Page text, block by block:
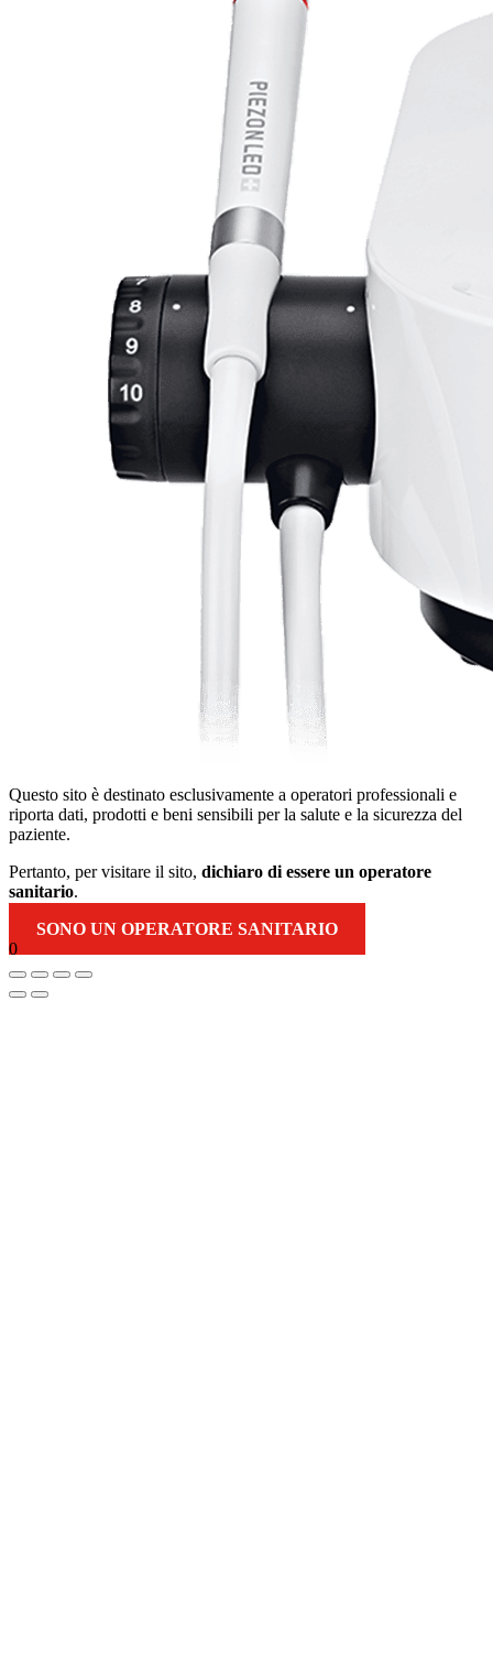
Questo sito è destinato esclusivamente a operatori professionali e
riporta dati, prodotti e beni sensibili per la salute e la sicurezza del
paziente.
Pertanto, per visitare il sito, dichiaro di essere un operatore
sanitario.
SONO UN OPERATORE SANITARIO
0
Torna
in